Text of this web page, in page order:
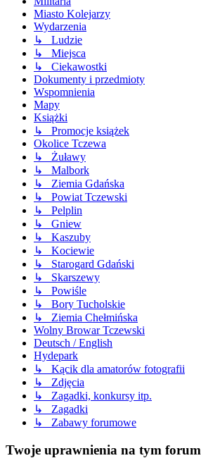
Miasto Kolejarzy
Wydarzenia
↳ Ludzie
↳ Miejsca
↳ Ciekawostki
Dokumenty i przedmioty
Wspomnienia
Mapy
Książki
↳ Promocje książek
Okolice Tczewa
↳ Żuławy
↳ Malbork
↳ Ziemia Gdańska
↳ Powiat Tczewski
↳ Pelplin
↳ Gniew
↳ Kaszuby
↳ Kociewie
↳ Starogard Gdański
↳ Skarszewy
↳ Powiśle
↳ Bory Tucholskie
↳ Ziemia Chełmińska
Wolny Browar Tczewski
Deutsch / English
Hydepark
↳ Kącik dla amatorów fotografii
↳ Zdjęcia
↳ Zagadki, konkursy itp.
↳ Zagadki
↳ Zabawy forumowe
Twoje uprawnienia na tym forum